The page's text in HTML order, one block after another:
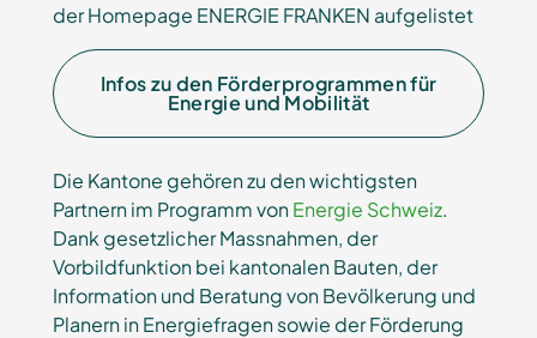
der Homepage ENERGIE FRANKEN aufgelistet
Infos zu den Förderprogrammen für
Energie und Mobilität
Die Kantone gehören zu den wichtigsten
Partnern im Programm vonEnergie Schweiz.
Dank gesetzlicher Massnahmen, der
Vorbildfunktion bei kantonalen Bauten, der
Information und Beratung von Bevölkerung und
Planern in Energiefragen sowie der Förderung